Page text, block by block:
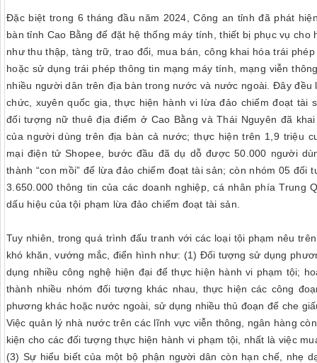
Đặc biệt trong 6 tháng đầu năm 2024, Công an tỉnh đã phát
bàn tỉnh Cao Bằng để đặt hệ thống máy tính, thiết bị phục vụ cho
như thu thập, tàng trữ, trao đổi, mua bán, công khai hóa trái
hoặc sử dụng trái phép thông tin mạng máy tính, mạng viễn
nhiều người dân trên địa bàn trong nước và nước ngoài. Đây
chức, xuyên quốc gia, thực hiện hành vi lừa đảo chiếm đoạt tài
đối tượng nữ thuê địa điểm ở Cao Bằng và Thái Nguyên đã
của người dùng trên địa bàn cả nước; thực hiện trên 1,9 triệu
mại điện tử Shopee, bước đầu đã dụ dỗ được 50.000 người
thành “con mồi” để lừa đảo chiếm đoạt tài sản; còn nhóm 05 đối
3.650.000 thông tin của các doanh nghiệp, cá nhân phía Trung
dấu hiệu của tội phạm lừa đảo chiếm đoạt tài sản.
Tuy nhiên, trong quá trình đấu tranh với các loại tội phạm nêu
khó khăn, vướng mắc, điển hình như: (1) Đối tượng sử dụng
dụng nhiều công nghệ hiện đại để thực hiện hành vi phạm tội;
thành nhiều nhóm đối tượng khác nhau, thực hiện các công
phương khác hoặc nước ngoài, sử dụng nhiều thủ đoạn để che
Việc quản lý nhà nước trên các lĩnh vực viễn thông, ngân hàng
kiện cho các đối tượng thực hiện hành vi phạm tội, nhất là việc
(3)Sự hiểu biết của một bộ phận người dân còn hạn chế, nhẹ